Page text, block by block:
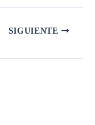
SIGUIENTE